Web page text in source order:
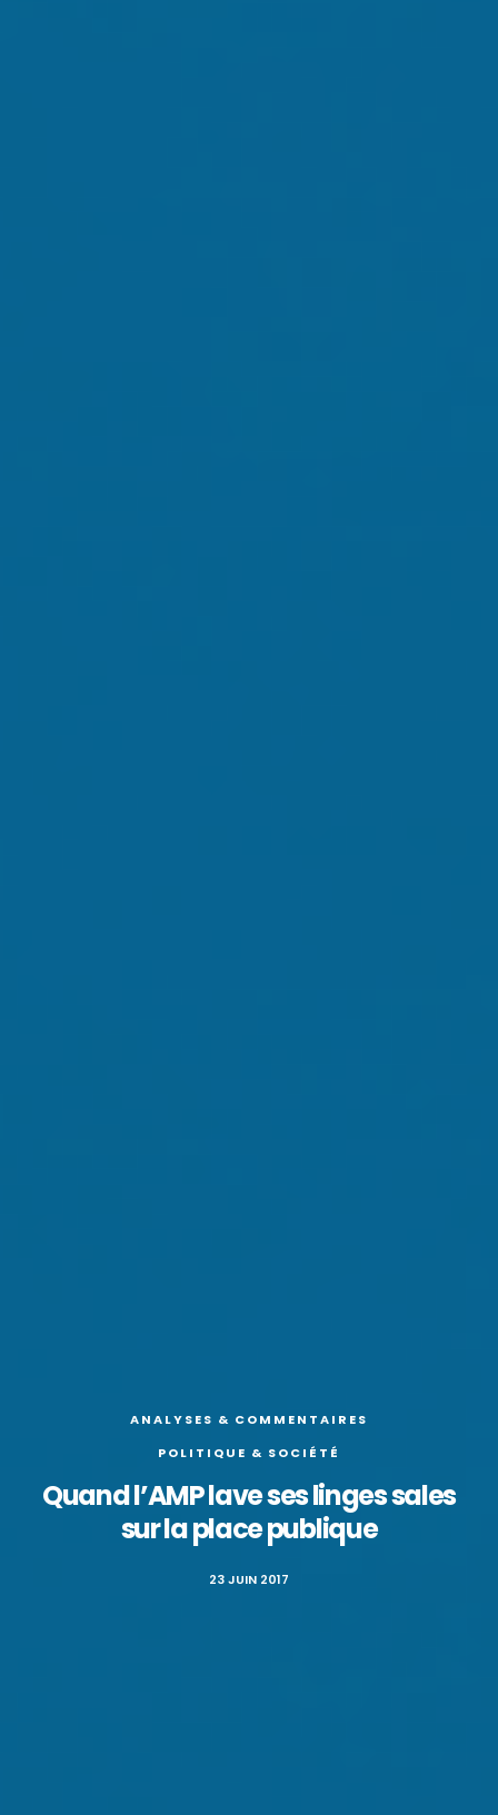
ANALYSES & COMMENTAIRES
POLITIQUE & SOCIÉTÉ
Quand l’AMP lave ses linges sales
sur la place publique
23 JUIN 2017